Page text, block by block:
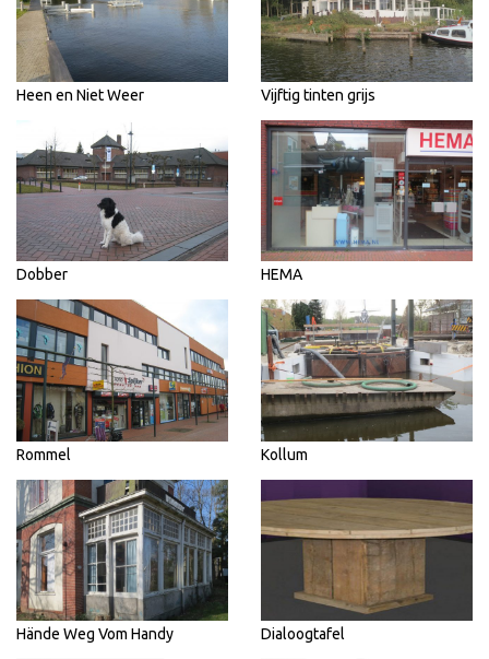
Heen en Niet Weer Vijftig tinten grijs
Dobber HEMA
Rommel Kollum
Hände Weg Vom Handy Dialoogtafel